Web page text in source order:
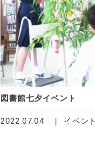
図書館七夕イベント
2022.07.04 イベント